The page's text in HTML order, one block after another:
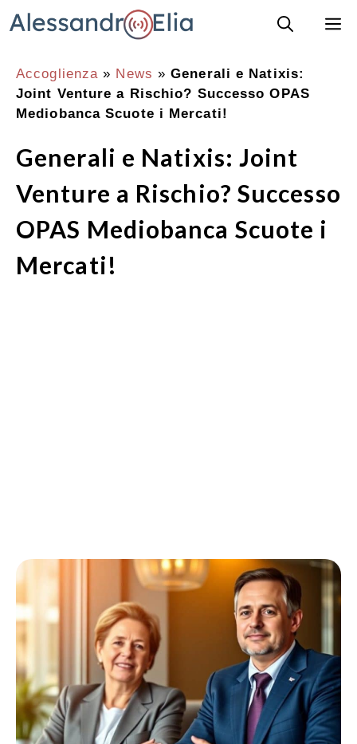
al
Accoglienza » News »Generali e Natixis:
Joint Venture a Rischio? Successo OPAS
Mediobanca Scuote i Mercati!
Generali e Natixis: Joint
Venture a Rischio? Successo
OPAS Mediobanca Scuote i
Mercati!